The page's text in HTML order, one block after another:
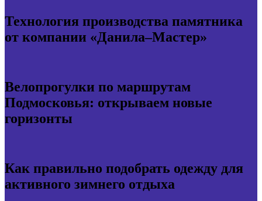
Технология производства памятника
от компании «Данила–Мастер»
Велопрогулки по маршрутам
Подмосковья: открываем новые
горизонты
Как правильно подобрать одежду для
активного зимнего отдыха